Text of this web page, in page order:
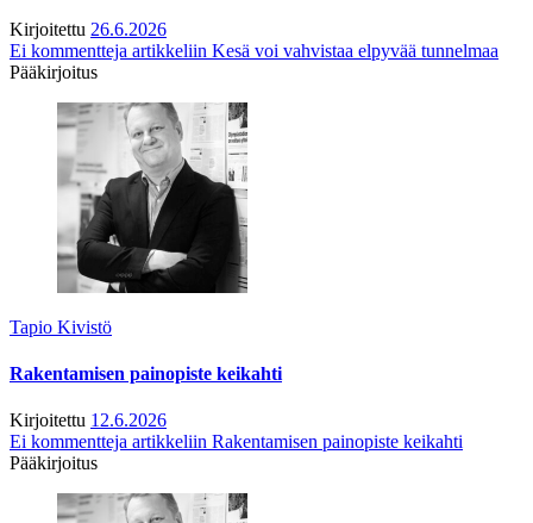
Kirjoitettu 26.6.2026
Ei kommentteja artikkeliin Kesä voi vahvistaa elpyvää tunnelmaa
Pääkirjoitus
Tapio Kivistö
Rakentamisen painopiste keikahti
Kirjoitettu 12.6.2026
Ei kommentteja artikkeliin Rakentamisen painopiste keikahti
Pääkirjoitus